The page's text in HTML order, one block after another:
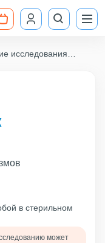
исследования
в стерильном
может